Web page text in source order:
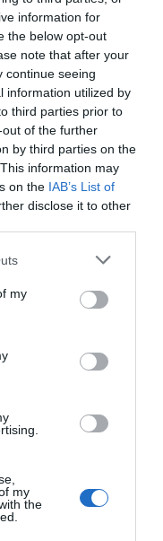
information for
the below opt-out
note that after your
continue seeing
information utilized by
third parties prior to
of the further
by third parties on the
information may
on the IAB’s List of
disclose it to other
my
my
the
clubes de la
(Acff)
Real Madrid,
el futuro del
un margen de seis
que pedir a la
debido al
se encontraba en lo
comerciales
lo que se puede o
Finalmente, se ha
desvelado qué se
colectivo
de la liga profesional
convenio colectivo.
mayoritario de las
las futbolistas
y que, hasta día de
de imagen serán
en un
Gutiérrez.